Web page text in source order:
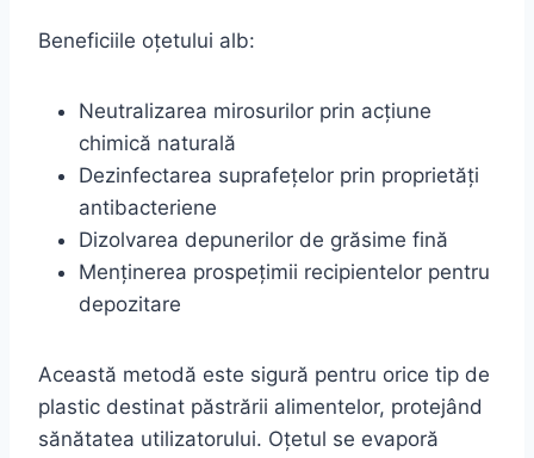
Beneficiile oțetului alb:
Neutralizarea mirosurilor prin acțiune
chimică naturală
Dezinfectarea suprafețelor prin proprietăți
antibacteriene
Dizolvarea depunerilor de grăsime fină
Menținerea prospețimii recipientelor pentru
depozitare
Această metodă este sigură pentru orice tip de
plastic destinat păstrării alimentelor, protejând
sănătatea utilizatorului. Oțetul se evaporă